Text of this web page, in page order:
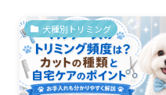
犬種別トリミング